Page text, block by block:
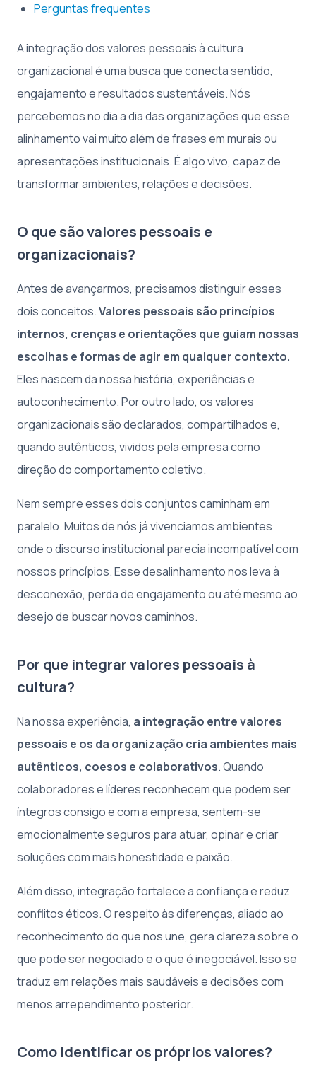
Perguntas frequentes
A integração dos valores pessoais à cultura
organizacional é uma busca que conecta sentido,
engajamento e resultados sustentáveis. Nós
percebemos no dia a dia das organizações que esse
alinhamento vai muito além de frases em murais ou
apresentações institucionais. É algo vivo, capaz de
transformar ambientes, relações e decisões.
O que são valores pessoais e
organizacionais?
Antes de avançarmos, precisamos distinguir esses
dois conceitos.Valores pessoais são princípios
internos, crenças e orientações que guiam nossas
escolhas e formas de agir em qualquer contexto.
Eles nascem da nossa história, experiências e
autoconhecimento. Por outro lado, os valores
organizacionais são declarados, compartilhados e,
quando autênticos, vividos pela empresa como
direção do comportamento coletivo.
Nem sempre esses dois conjuntos caminham em
paralelo. Muitos de nós já vivenciamos ambientes
onde o discurso institucional parecia incompatível com
nossos princípios. Esse desalinhamento nos leva à
desconexão, perda de engajamento ou até mesmo ao
desejo de buscar novos caminhos.
Por que integrar valores pessoais à
cultura?
Na nossa experiência, a integração entre valores
pessoais e os da organização cria ambientes mais
autênticos, coesos e colaborativos. Quando
colaboradores e líderes reconhecem que podem ser
íntegros consigo e com a empresa, sentem-se
emocionalmente seguros para atuar, opinar e criar
soluções com mais honestidade e paixão.
Além disso, integração fortalece a confiança e reduz
conflitos éticos. O respeito às diferenças, aliado ao
reconhecimento do que nos une, gera clareza sobre o
que pode ser negociado e o que é inegociável. Isso se
traduz em relações mais saudáveis e decisões com
menos arrependimento posterior.
Como identificar os próprios valores?